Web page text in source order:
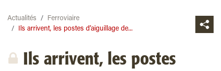
Actualités
Ferroviaire
Ils arrivent, les postes d’aiguillage de...
Ils arrivent, les postes